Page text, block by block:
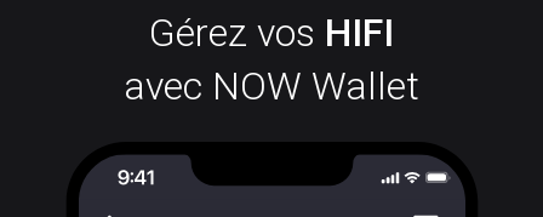
Gérez vos HIFI
avec NOW Wallet